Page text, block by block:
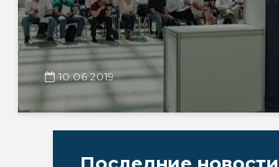
10.06.2019